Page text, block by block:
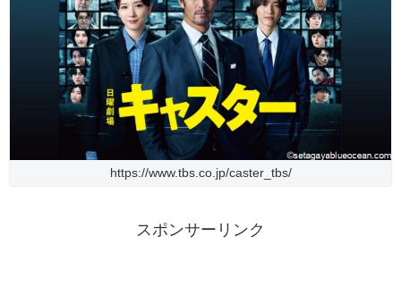
https://www.tbs.co.jp/caster_tbs/
スポンサーリンク